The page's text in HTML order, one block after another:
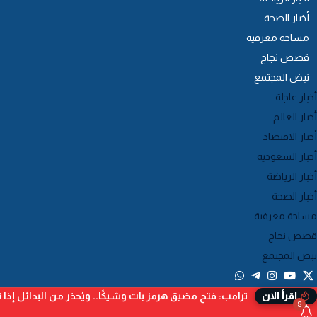
أخبار الصحة
مساحة معرفية
قصص نجاح
نبض المجتمع
أخبار عاجلة
أخبار العالم
أخبار الاقتصاد
أخبار السعودية
أخبار الرياضة
أخبار الصحة
مساحة معرفية
قصص نجاح
نبض المجتمع
إقرأ الان ترامب: فتح مضيق هرمز بات وشيكًا.. ويُحذر من البدائل إذا
8